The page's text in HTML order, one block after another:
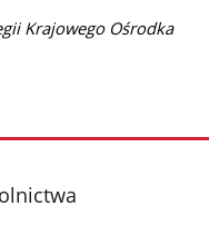
Krajowego Ośrodka